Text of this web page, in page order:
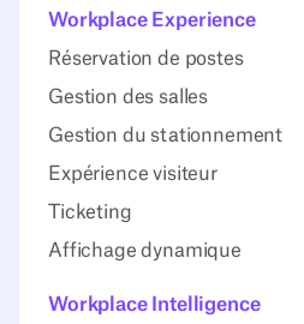
Workplace Experience
Réservation de postes
Gestion des salles
Gestion du stationnement
Expérience visiteur
Ticketing
Affichage dynamique
Workplace Intelligence